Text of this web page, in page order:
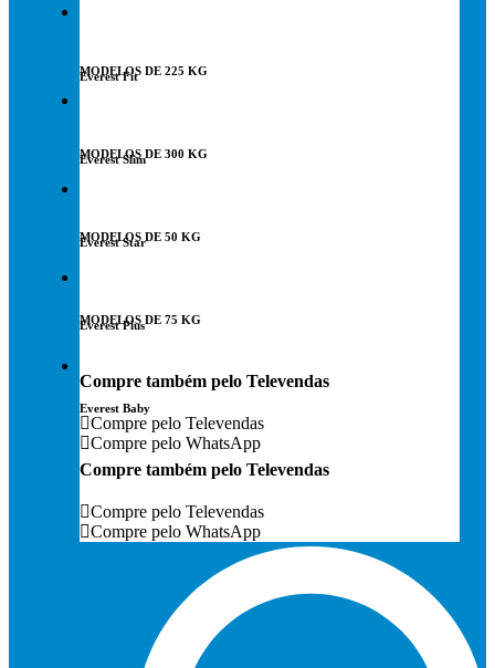
MODELOS DE 225 KG
MODELOS DE 300 KG
MODELOS DE 50 KG
MODELOS DE 75 KG
Compre também pelo Televendas
Compre pelo Televendas
Compre pelo WhatsApp
Everest Fit
Everest Slim
Everest Star
Everest Plus
Everest Baby
Compre também pelo Televendas
Compre pelo Televendas
Compre pelo WhatsApp